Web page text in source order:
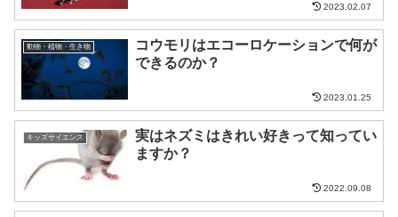
2023.02.07
動物・植物・生き物
コウモリはエコーロケーションで何が
できるのか？
2023.01.25
キッズサイエンス
実はネズミはきれい好きって知ってい
ますか？
2022.09.08